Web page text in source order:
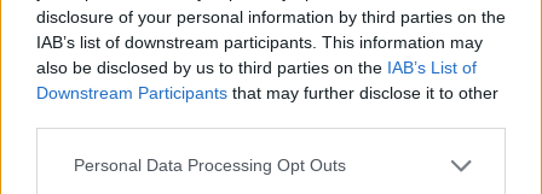
disclosure of your personal information by third parties on the
IAB’s list of downstream participants. This information may
also be disclosed by us to third parties on the IAB’s List of
Downstream Participants that may further disclose it to other
Personal Data Processing Opt Outs
Předchozí článek
Letní výlety do přírody: Policie
radí, jak se vyhnout ztracení
a co dělat v případě nouze
Následující článek
Zlepšení bezpečnosti na
přechodech pro chodce